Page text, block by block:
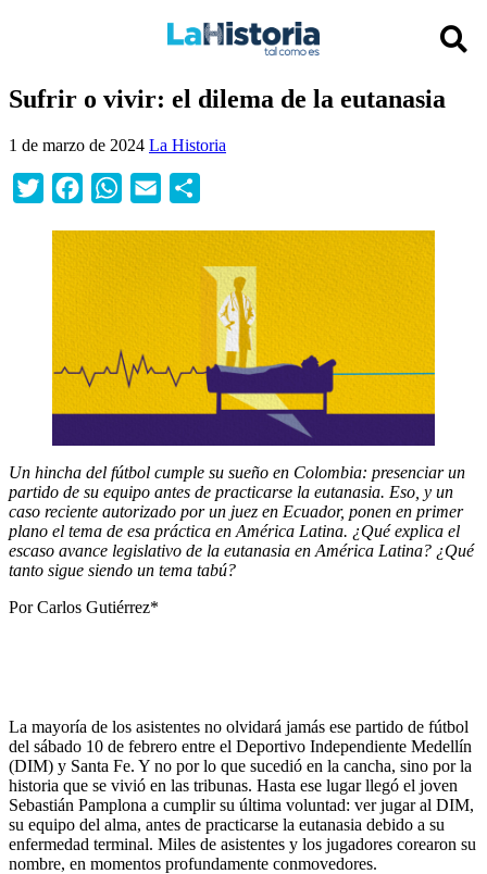
Sufrir o vivir: el dilema de la eutanasia
1 de marzo de 2024 La Historia
Twitter FacebookWhatsApp
Email
Un hincha del fútbol cumple su sueño en Colombia: presenciar un
partido de su equipo antes de practicarse la eutanasia. Eso, y un
caso reciente autorizado por un juez en Ecuador, ponen en primer
plano el tema de esa práctica en América Latina. ¿Qué explica el
escaso avance legislativo de la eutanasia en América Latina? ¿Qué
tanto sigue siendo un tema tabú?
Por Carlos Gutiérrez*
La mayoría de los asistentes no olvidará jamás ese partido de fútbol
del sábado 10 de febrero entre el Deportivo Independiente Medellín
(DIM) y Santa Fe. Y no por lo que sucedió en la cancha, sino por la
historia que se vivió en las tribunas. Hasta ese lugar llegó el joven
Sebastián Pamplona a cumplir su última voluntad: ver jugar al DIM,
su equipo del alma, antes de practicarse la eutanasia debido a su
enfermedad terminal. Miles de asistentes y los jugadores corearon su
nombre, en momentos profundamente conmovedores.